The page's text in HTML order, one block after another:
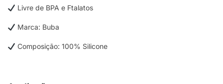
Livre de BPA e Ftalatos
Marca: Buba
Composição: 100% Silicone